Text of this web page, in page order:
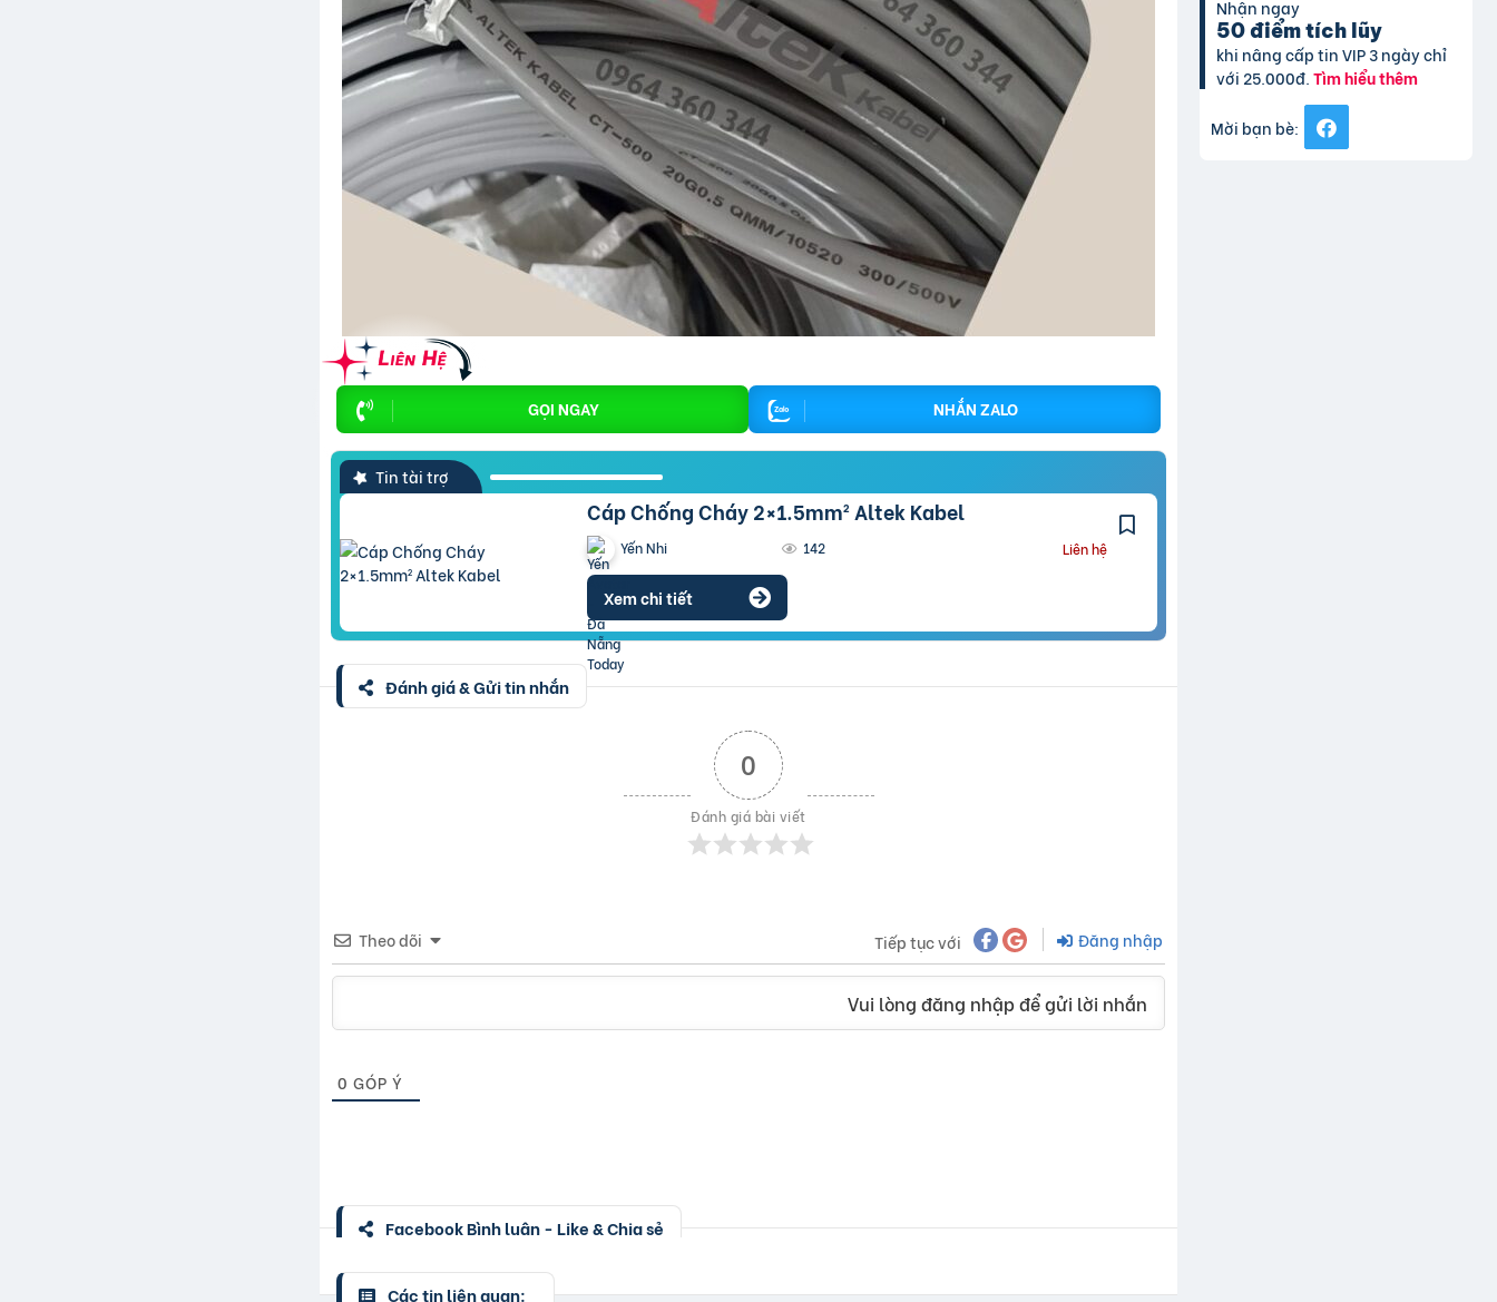
GỌI NGAY NHẮN ZALO
Tin tài trợ
Cáp Chống Cháy 2×1.5mm² Altek Kabel
Yến Nhi 142 Liên hệ
Xem chi tiết
Đánh giá & Gửi tin nhắn
0
Đánh giá bài viết
Theo dõi Tiếp tục với Đăng nhập
Vui lòng đăng nhập để gửi lời nhắn
0 GÓP Ý
Facebook Bình luận - Like & Chia sẻ
Các tin liên quan:
Nhận ngay
50 điểm tích lũy
khi nâng cấp tin VIP 3 ngày chỉ
với 25.000đ.Tìm hiểu thêm
Mời bạn bè: